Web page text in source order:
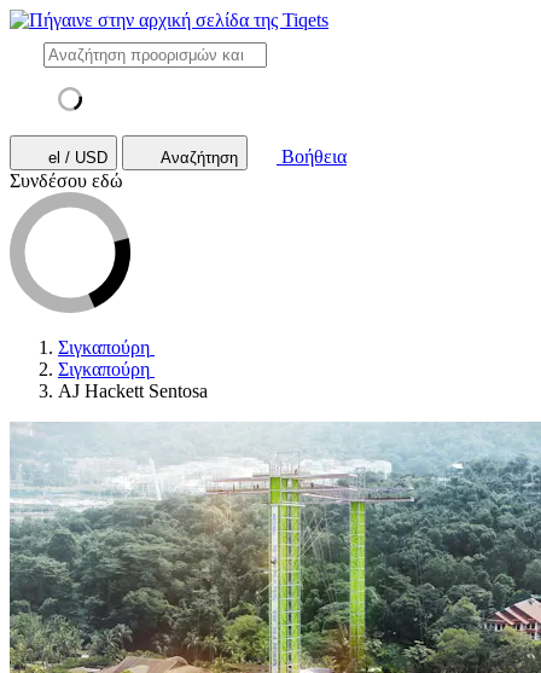
el / USD Αναζήτηση
Βοήθεια
Συνδέσου εδώ
Σιγκαπούρη
Σιγκαπούρη
AJ Hackett Sentosa